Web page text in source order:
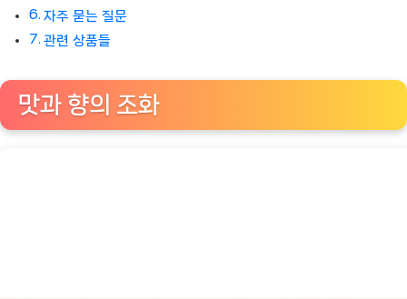
자주 묻는 질문
관련 상품들
맛과 향의 조화